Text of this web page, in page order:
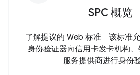
SPC 概览
了解提议的 Web 标准，该标准
身份验证器向信用卡发卡机构
服务提供商进行身份验